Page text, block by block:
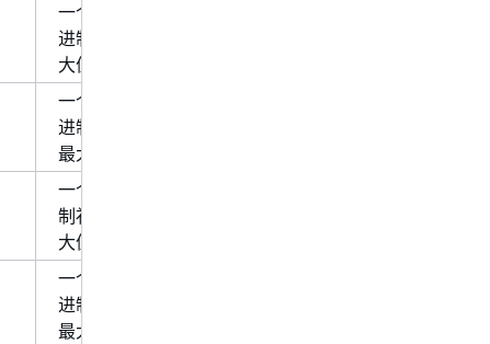
一个 8 位有符号的整数，采用二
进制补码格式，最小值为 -2
大值为 2
一个 16 位有符号的整数，采用二
进制补码格式，最小值为 -2
最大值为 2
一个 32 位有符号的值，采用二进
制补码格式，最小值为 -2
大值为 2
一个 64 位有符号的整数，采用二
进制补码格式，最小值为 -2
最大值为 2